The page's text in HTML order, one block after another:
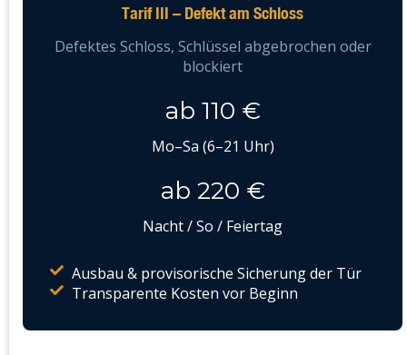
Tarif III – Defekt am Schloss
Defektes Schloss, Schlüssel abgebrochen oder
blockiert
ab 110 €
Mo–Sa (6–21 Uhr)
ab 220 €
Nacht / So / Feiertag
Ausbau & provisorische Sicherung der Tür
Transparente Kosten vor Beginn